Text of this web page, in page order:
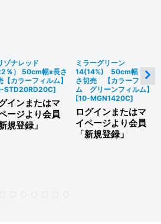
ゾナレッド
％） 50cm幅x長さ
【カラーフィルム】
STD20RD20C]
インまたはマ
ージより会員
新規登録」
ミラーグリーン
14(14%) 50cm幅 x 長
さ切売 【カラーフィル
ム グリーンフィルム】
[10-MGN1420C]
ログインまたはマ
イページより会員
「新規登録」